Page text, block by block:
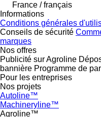
France / français
Informations
Conditions générales
Conseils de sécurité
marques
Nos offres
Publicité sur Agroline
bannière Programme de
Pour les entreprises
Nos projets
Autoline™
Machineryline™
Agroline™